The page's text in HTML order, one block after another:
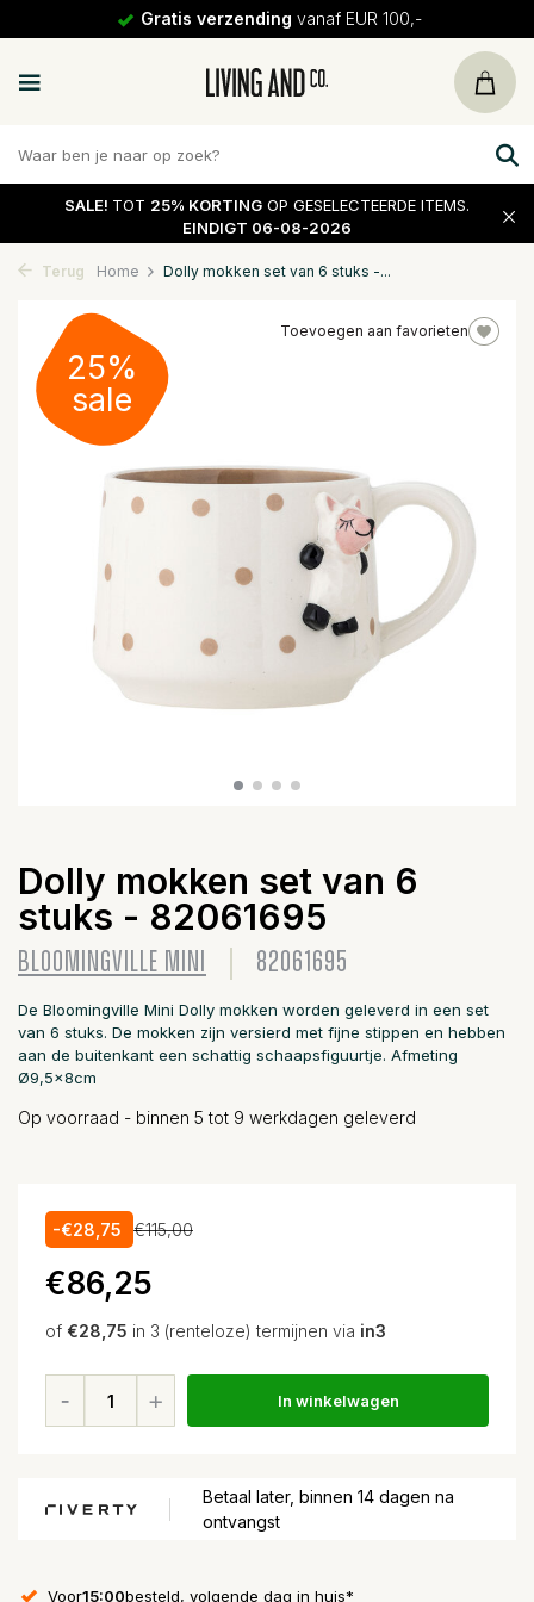
Gratis verzending vanaf EUR 100,-
SALE! TOT 25% KORTING OP GESELECTEERDE ITEMS.
EINDIGT 06-08-2026
Terug Home Dolly mokken set van 6 stuks -...
Toevoegen aan favorieten
25%
sale
Dolly mokken set van 6
stuks - 82061695
BLOOMINGVILLE MINI 82061695
De Bloomingville Mini Dolly mokken worden geleverd in een set
van 6 stuks. De mokken zijn versierd met fijne stippen en hebben
aan de buitenkant een schattig schaapsfiguurtje. Afmeting
Ø9,5x8cm
Op voorraad - binnen 5 tot 9 werkdagen geleverd
-€28,75 €115,00
€86,25
of €28,75 in 3 (renteloze) termijnen via in3
In winkelwagen
Betaal later, binnen 14 dagen na
ontvangst
Voor15:00besteld, volgende dag in huis*